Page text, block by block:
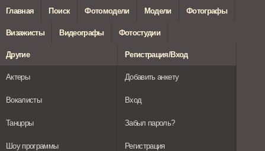
Главная Поиск Фотомодели Модели Фотографы
Визажисты Видеографы Фотостудии
Другие
Актеры
Вокалисты
Танцоры
Шоу программы
Регистрация/Вход
Добавить анкету
Вход
Забыл пароль?
Регистрация